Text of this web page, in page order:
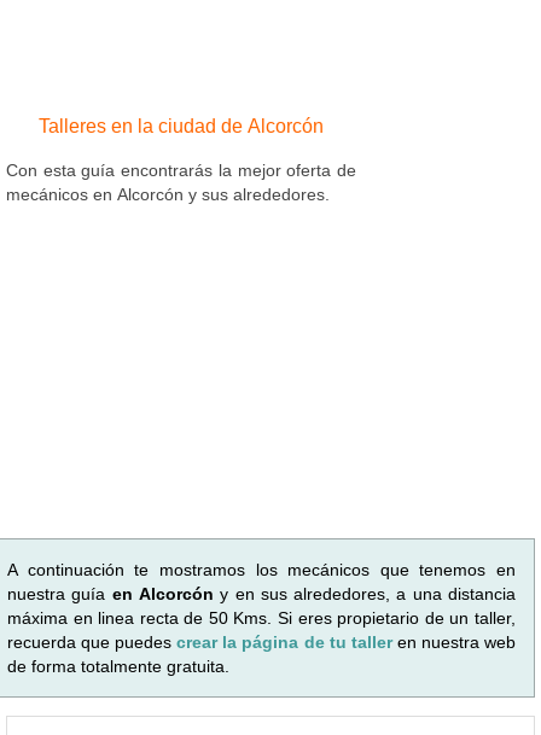
Talleres en la ciudad de Alcorcón
Con esta guía encontrarás la mejor oferta de
mecánicos en Alcorcón y sus alrededores.
A continuación te mostramos los mecánicos que tenemos en
nuestra guía en Alcorcón y en sus alrededores, a una distancia
máxima en linea recta de 50 Kms. Si eres propietario de un taller,
recuerda que puedescrear la página de tu talleren nuestra web
de forma totalmente gratuita.